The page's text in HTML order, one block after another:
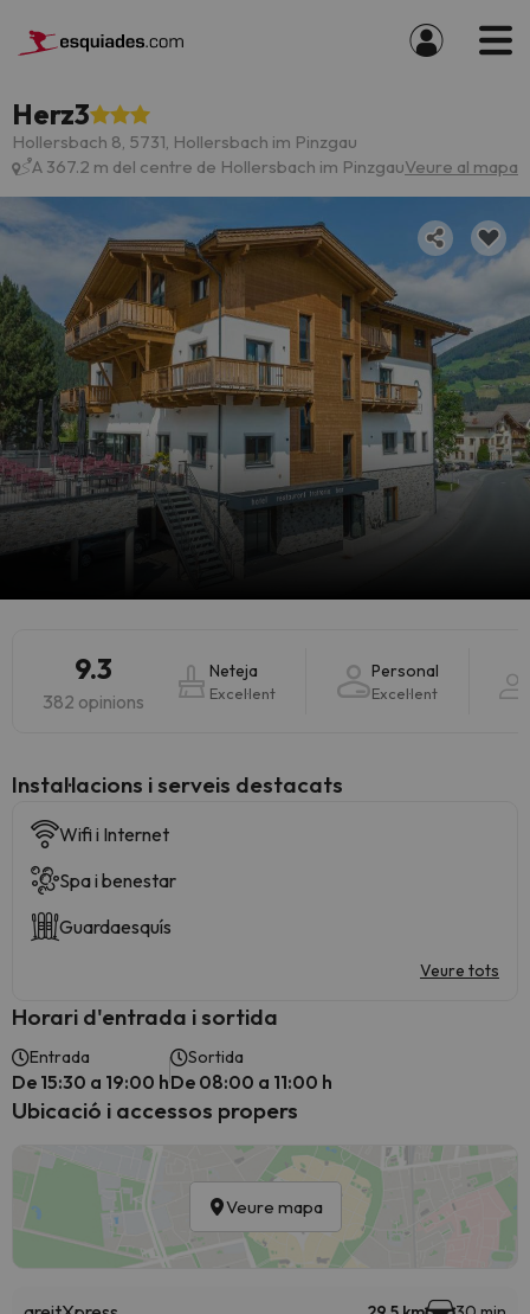
Herz3
Hollersbach 8, 5731, Hollersbach im Pinzgau
A 367.2 m del centre de Hollersbach im PinzgauVeure al mapa
9.3
382 opinions
Neteja
Excel·lent
Personal
Excel·lent
Instal·lacions i serveis destacats
Wifi i Internet
Spa i benestar
Guardaesquís
Veure tots
Horari d'entrada i sortida
Entrada
De 15:30 a 19:00 h
Sortida
De 08:00 a 11:00 h
Ubicació i accessos propers
Veure mapa